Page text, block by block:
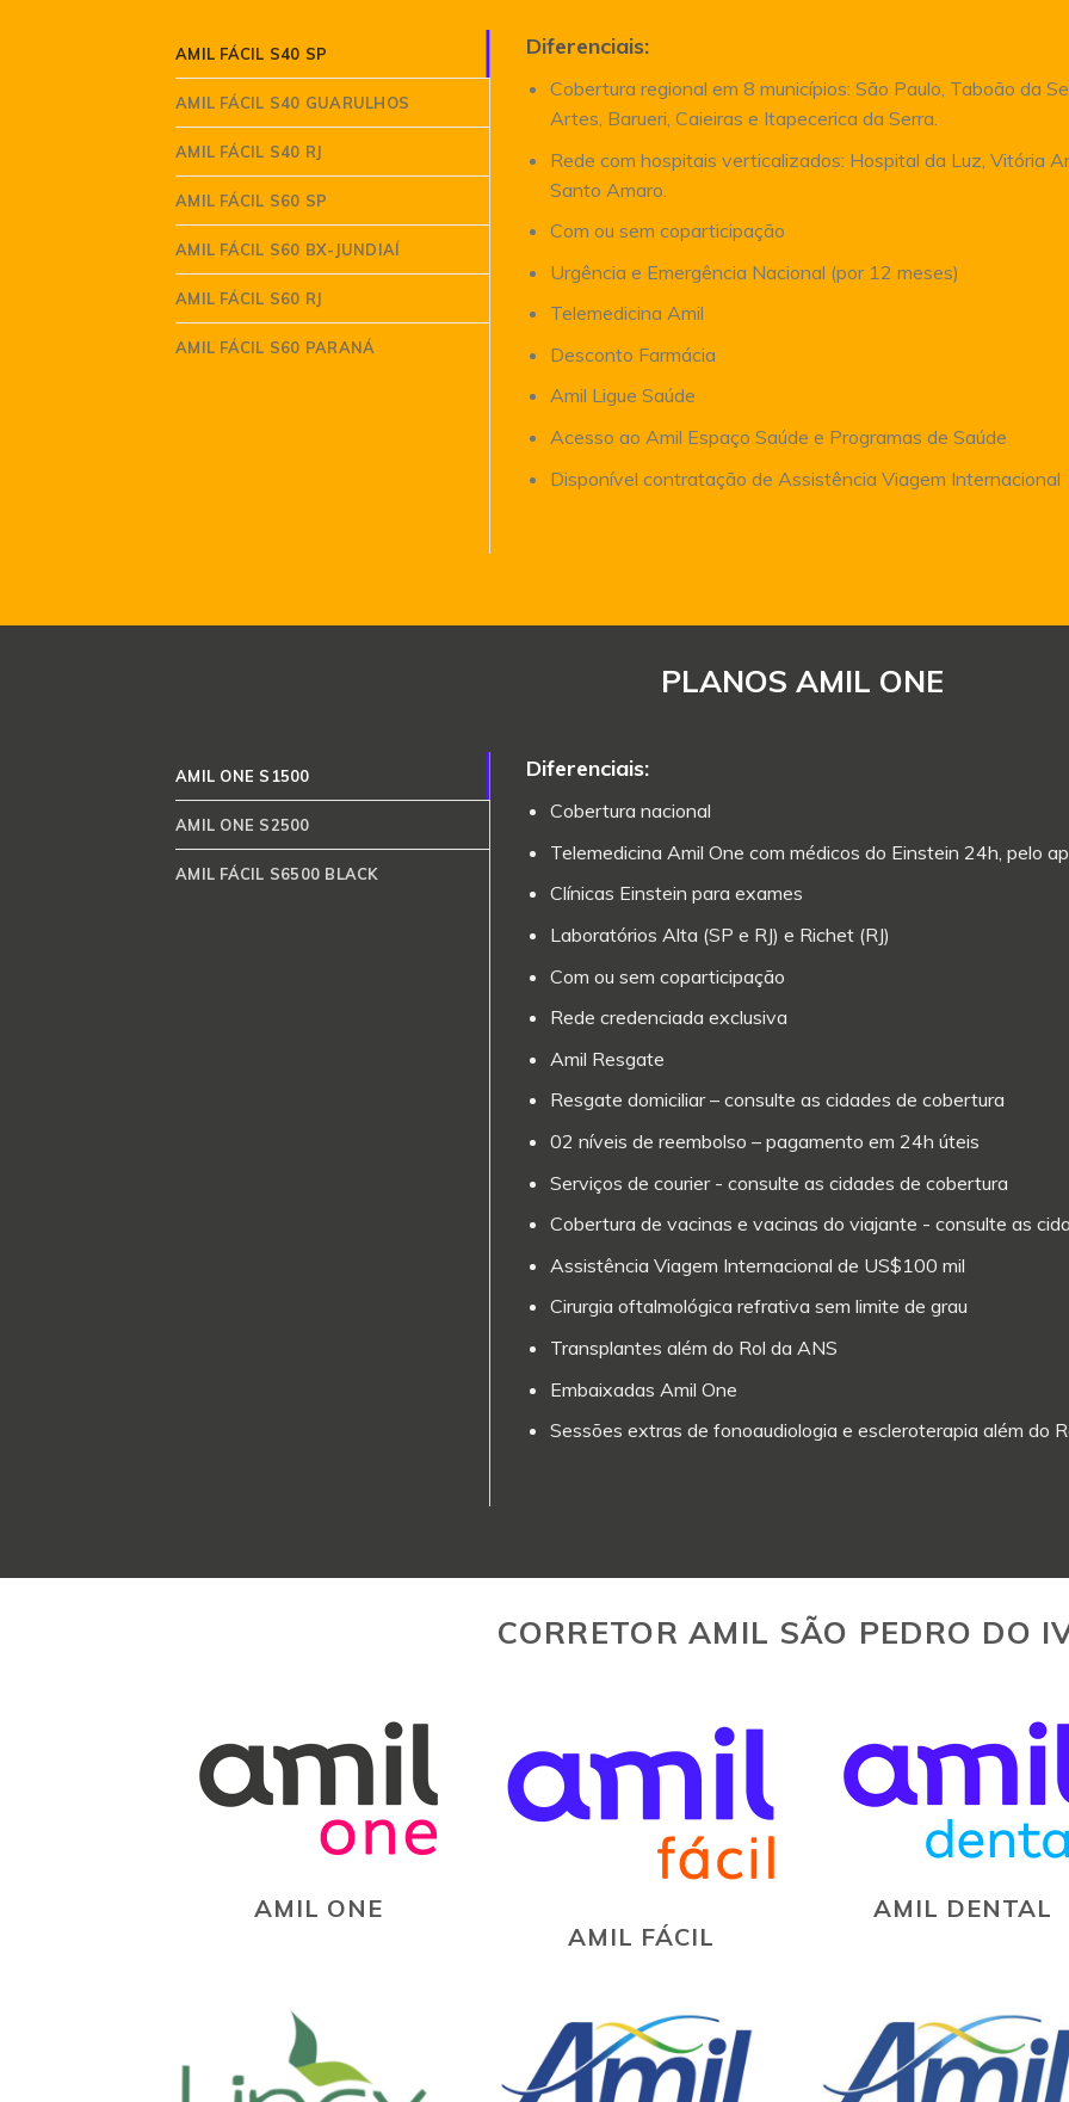
AMIL FÁCIL S40 SP
AMIL FÁCIL S40 GUARULHOS
AMIL FÁCIL S40 RJ
AMIL FÁCIL S60 SP
AMIL FÁCIL S60 BX-JUNDIAÍ
AMIL FÁCIL S60 RJ
AMIL FÁCIL S60 PARANÁ
Diferenciais:
Cobertura regional em 8 municípios: São Paulo, Taboão da
Artes, Barueri, Caieiras e Itapecerica da Serra.
Rede com hospitais verticalizados: Hospital da Luz, Vitória
Santo Amaro.
Com ou sem coparticipação
Urgência e Emergência Nacional (por 12 meses)
Telemedicina Amil
Desconto Farmácia
Amil Ligue Saúde
Acesso ao Amil Espaço Saúde e Programas de Saúde
Disponível contratação de Assistência Viagem Internacional
PLANOS AMIL ONE
AMIL ONE S1500
AMIL ONE S2500
AMIL FÁCIL S6500 BLACK
Diferenciais:
Cobertura nacional
Telemedicina Amil One com médicos do Einstein 24h, pelo
Clínicas Einstein para exames
Laboratórios Alta (SP e RJ) e Richet (RJ)
Com ou sem coparticipação
Rede credenciada exclusiva
Amil Resgate
Resgate domiciliar – consulte as cidades de cobertura
02 níveis de reembolso – pagamento em 24h úteis
Serviços de courier - consulte as cidades de cobertura
Cobertura de vacinas e vacinas do viajante - consulte as
Assistência Viagem Internacional de US$100 mil
Cirurgia oftalmológica refrativa sem limite de grau
Transplantes além do Rol da ANS
Embaixadas Amil One
Sessões extras de fonoaudiologia e escleroterapia além do
CORRETOR AMIL SÃO PEDRO DO
AMIL ONE
AMIL FÁCIL
AMIL DENTAL